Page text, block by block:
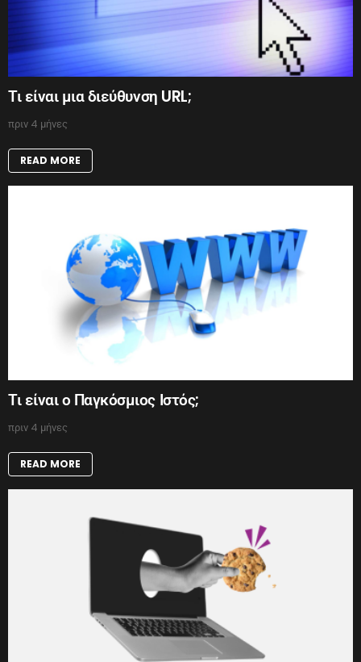
Τι είναι μια διεύθυνση URL;
πριν 4 μήνες
READ MORE
Τι είναι ο Παγκόσμιος Ιστός;
πριν 4 μήνες
READ MORE